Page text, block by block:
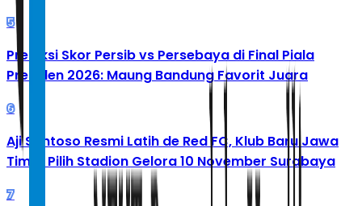
5
Prediksi Skor Persib vs Persebaya di Final Piala
Presiden 2026: Maung Bandung Favorit Juara
6
Aji Santoso Resmi Latih de Red FC, Klub Baru Jawa
Timur Pilih Stadion Gelora 10 November Surabaya
7